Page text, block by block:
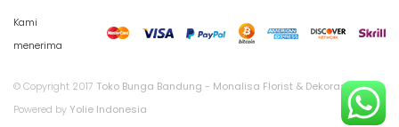
Kami
menerima
© Copyright 2017 Toko Bunga Bandung - Monalisa Florist & Dekorasi.
Powered byYolie Indonesia